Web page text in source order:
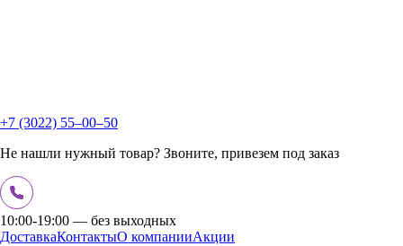
+7 (3022) 55‒00‒50
Не нашли нужный товар? Звоните, привезем под заказ
10:00-19:00 — без выходных
ДоставкаКонтактыО компанииАкции